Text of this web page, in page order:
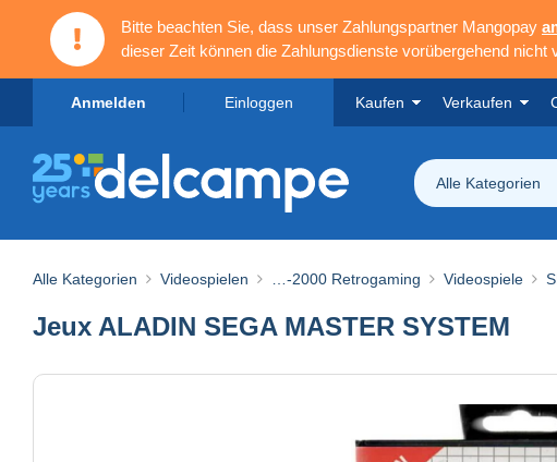
Bitte beachten Sie, dass unser Zahlungspartner Mangopay
dieser Zeit können die Zahlungsdienste vorübergehend nicht
Anmelden Einloggen Kaufen Verkaufen
Alle Kategorien
Alle Kategorien Videospielen …-2000 Retrogaming Videospiele
Jeux ALADIN SEGA MASTER SYSTEM